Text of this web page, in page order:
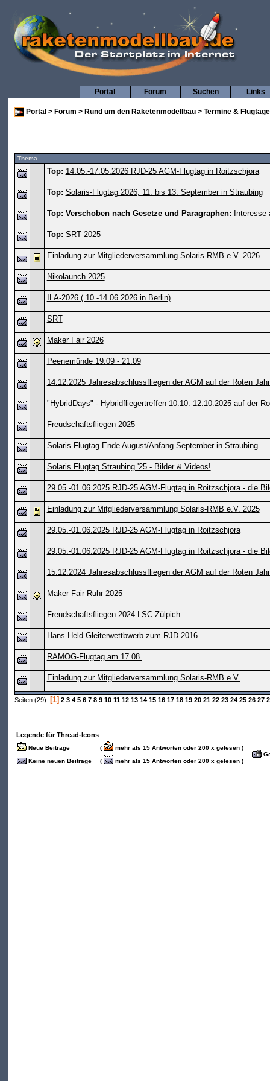
Links
Suchen
Forum
Portal
Portal > Forum > Rund um den Raketenmodellbau> Termine & Flugtage
Thema
Top: 14.05.-17.05.2026 RJD-25 AGM-Flugtag in Roitzschjora
Top: Solaris-Flugtag 2026, 11. bis 13. September in Straubing
Top: Verschoben nach Gesetze und Paragraphen: Interesse
Top: SRT 2025
Einladung zur Mitgliederversammlung Solaris-RMB e.V. 2026
Nikolaunch 2025
ILA-2026 ( 10.-14.06.2026 in Berlin)
SRT
Maker Fair 2026
Peenemünde 19.09 - 21.09
14.12.2025 Jahresabschlussfliegen der AGM auf der Roten
"HybridDays" - Hybridfliegertreffen 10.10.-12.10.2025 auf der
Freudschaftsfliegen 2025
Solaris-Flugtag Ende August/Anfang September in Straubing
Solaris Flugtag Straubing '25 - Bilder & Videos!
29.05.-01.06.2025 RJD-25 AGM-Flugtag in Roitzschjora - die
Einladung zur Mitgliederversammlung Solaris-RMB e.V. 2025
29.05.-01.06.2025 RJD-25 AGM-Flugtag in Roitzschjora
29.05.-01.06.2025 RJD-25 AGM-Flugtag in Roitzschjora - die
15.12.2024 Jahresabschlussfliegen der AGM auf der Roten
Maker Fair Ruhr 2025
Freudschaftsfliegen 2024 LSC Zülpich
Hans-Held Gleiterwettbwerb zum RJD 2016
RAMOG-Flugtag am 17.08.
Einladung zur Mitgliederversammlung Solaris-RMB e.V.
Seiten (29): [1] 2 3 4 5 6 7 8 9 10 11 12 13 14 15 16 17 18 19 20 21 22 23 24 25 26 27
Legende für Thread-Icons
Neue Beiträge (
mehr als 15 Antworten oder 200 x gelesen )
Keine neuen Beiträge
( mehr als 15 Antworten oder 200 x gelesen )